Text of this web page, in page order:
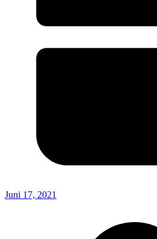
Juni 17, 2021